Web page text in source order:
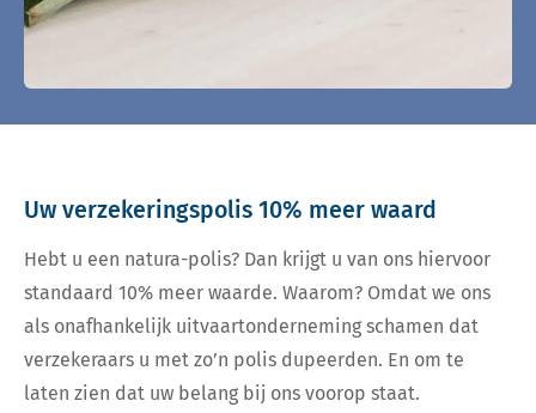
Uw verzekeringspolis 10% meer waard
Hebt u een natura-polis? Dan krijgt u van ons hiervoor
standaard 10% meer waarde. Waarom? Omdat we ons
als onafhankelijk uitvaartonderneming schamen dat
verzekeraars u met zo’n polis dupeerden. En om te
laten zien dat uw belang bij ons voorop staat.